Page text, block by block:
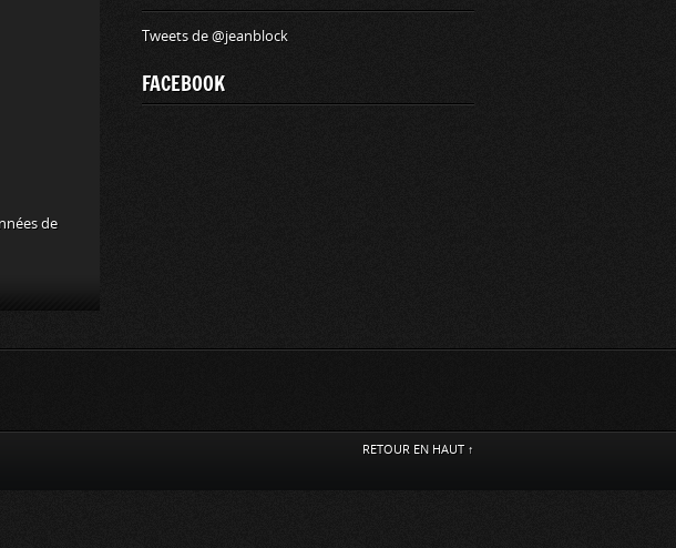
de
Tweets de @jeanblock
FACEBOOK
RETOUR EN HAUT ↑